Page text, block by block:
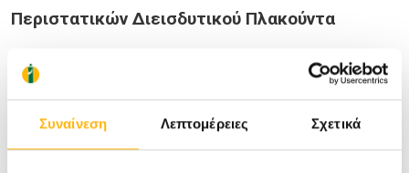
Συναίνεση Λεπτομέρειες Σχετικά
Περιστατικών Διεισδυτικού Πλακούντα